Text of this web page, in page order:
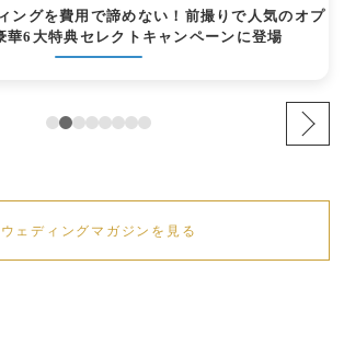
ングを費用で諦めない！前撮りで人気のオプ
華6大特典セレクトキャンペーンに登場
ウェディングマガジンを見る